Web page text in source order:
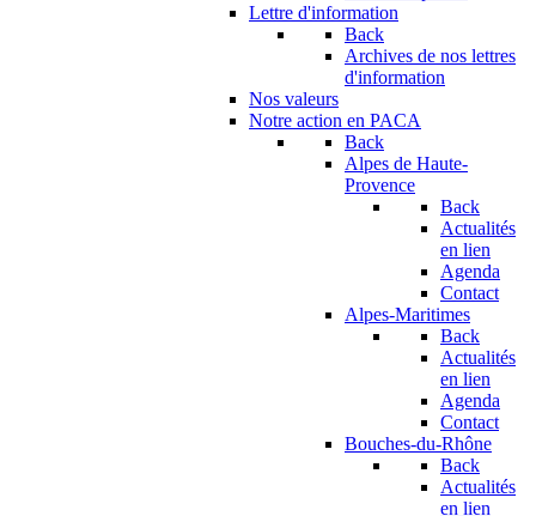
Lettre d'information
Back
Archives de nos lettres
d'information
Nos valeurs
Notre action en PACA
Back
Alpes de Haute-
Provence
Back
Actualités
en lien
Agenda
Contact
Alpes-Maritimes
Back
Actualités
en lien
Agenda
Contact
Bouches-du-Rhône
Back
Actualités
en lien